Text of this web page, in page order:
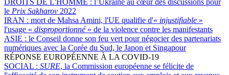
le Prix Sakharov 2022
IRAN : mort de Mahsa Amini, l'UE qualifie d'« injustifiable »
l'usage « disproportionné » de la violence contre les manifestants
ASIE : le Conseil donne son feu vert pour négocier des partenariats
numériques avec la Corée du Sud, le Japon et Singapour
RÉPONSE EUROPÉENNE À LA COVID-19
SOCIAL : SURE, la Commission européenne se félicite de